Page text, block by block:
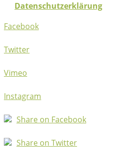
Datenschutzerklärung
Facebook
Twitter
Vimeo
Instagram
Share on Facebook
Share on Twitter